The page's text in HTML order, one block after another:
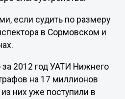
если судить по размеру
в Сормовском и
за 2012 год УАТИ Нижнего
на 17 миллионов
них уже поступили в